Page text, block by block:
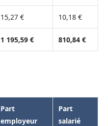
15,27 € 10,18 €
1 195,59 € 810,84 €
Part
employeur
Part
salarié